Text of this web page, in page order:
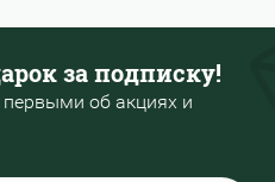
за подписку!
об акциях и